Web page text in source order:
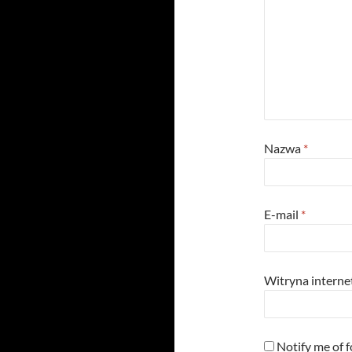
Nazwa *
E-mail *
Witryna
Notify me of